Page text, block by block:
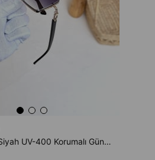
TRON - Gold/Siyah UV-400 Korumalı Güneş Gözlüğü